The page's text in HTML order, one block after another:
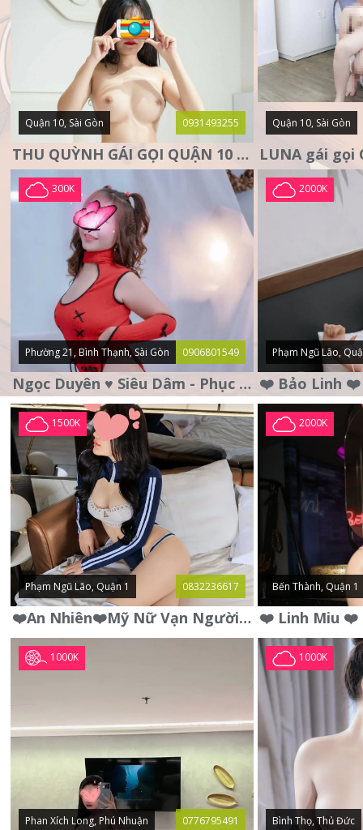
Quận 10, Sài Gòn 0931493255
THU QUỲNH GÁI GỌI QUẬN 10 – MẶT XINH DA TRẮNG – SANG
Quận 10, Sài Gòn
300K
Phường 21, Bình Thạnh, Sài Gòn 0906801549
Ngọc Duyên ♥️ Siêu Dâm - Phục Vụ Tận Tình - Chu Đáo
2000K
Phạm Ngũ Lão,
1500K
Phạm Ngũ Lão, Quận 1 0832236617
❤️An Nhiên❤️Mỹ Nữ Vạn Người Mê,Da Trắng, Mặt Xynh, Đẹp Từng
2000K
Bến Thành, Quận 1
1000K
Phan Xích Long, Phú Nhuận 0776795491
1000K
Bình Thọ, Thủ Đức